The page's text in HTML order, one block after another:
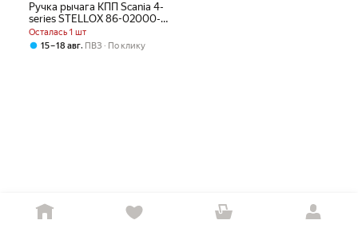
Ручка рычага КПП Scania 4-
series STELLOX 86-02000-
SX
Осталась 1 шт
15 – 18 авг, ПВЗ По клику